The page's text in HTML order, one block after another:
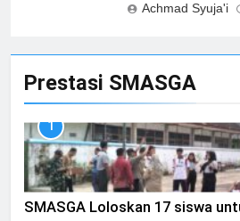
Prestasi SMASGA
1
SMASGA Loloskan 17 siswa
Achmad Syuja'i